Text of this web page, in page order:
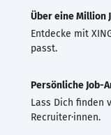
Über eine Million
Entdecke mit
passt.
Persönliche Job-
Lass Dich finden
Recruiter·innen.